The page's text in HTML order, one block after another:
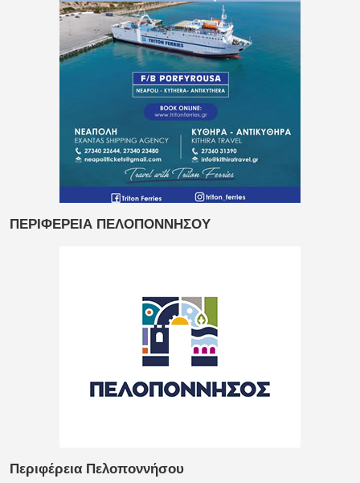
ΠΕΡΙΦΕΡΕΙΑ ΠΕΛΟΠΟΝΝΗΣΟΥ
Περιφέρεια Πελοποννήσου